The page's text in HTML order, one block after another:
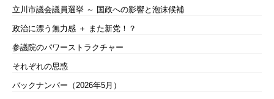
立川市議会議員選挙 ～ 国政への影響と泡沫候補
政治に漂う無力感 ＋ また新党！？
参議院のパワーストラクチャー
それぞれの思惑
バックナンバー（2026年5月）